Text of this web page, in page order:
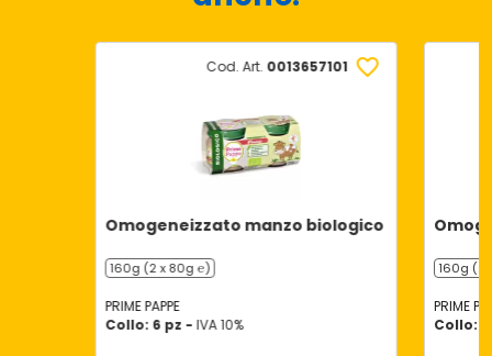
Cod. Art. 0013657101
Omogeneizzato manzo biologico
160g (2 x 80g ℮)
PRIME PAPPE
Collo: 6 pz - IVA 10%
160g (2
PRIME
Collo: